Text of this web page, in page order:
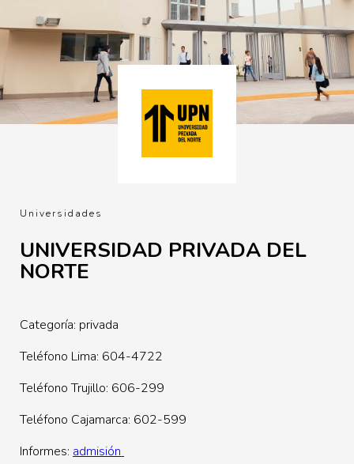
Universidades
UNIVERSIDAD PRIVADA DEL
NORTE
Categoría: privada
Teléfono Lima: 604-4722
Teléfono Trujillo: 606-299
Teléfono Cajamarca: 602-599
Informes: admisión